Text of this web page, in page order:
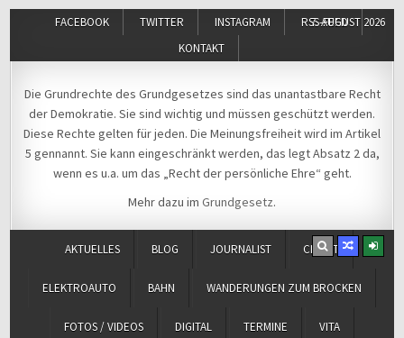
FACEBOOK TWITTER INSTAGRAM
RSS-FEED
KONTAKT
7. AUGUST 2026
Michael Voß
Die Grundrechte des Grundgesetzes sind das unantastbare Recht
der Demokratie. Sie sind wichtig und müssen geschützt werden.
Diese Rechte gelten für jeden. Die Meinungsfreiheit wird im Artikel
5 gennannt. Sie kann eingeschränkt werden, das legt Absatz 2 da,
wenn es u.a. um das „Recht der persönliche Ehre“ geht.
Mehr dazu im Grundgesetz.
AKTUELLES BLOG JOURNALIST CHRIST
ELEKTROAUTO BAHN WANDERUNGEN ZUM BROCKEN
FOTOS / VIDEOS DIGITAL TERMINE VITA